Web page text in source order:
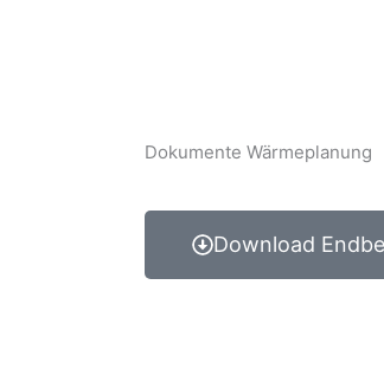
Dokumente Wärmeplanung
Download